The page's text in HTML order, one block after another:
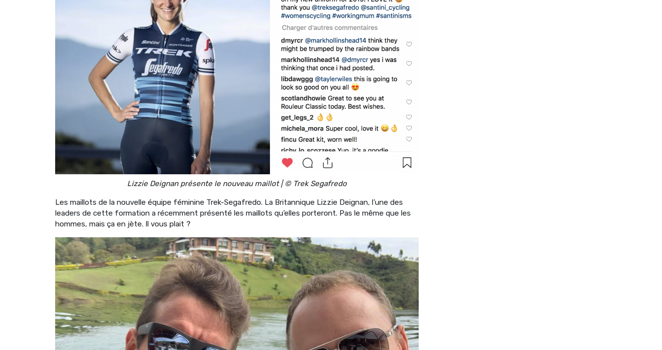
Lizzie Deignan présente le nouveau maillot | © Trek Segafredo
Les maillots de la nouvelle équipe féminine Trek-Segafredo. La Britannique Lizzie Deignan, l’une des
leaders de cette formation a récemment présenté les maillots qu’elles porteront. Pas le même que les
hommes, mais ça en jète. Il vous plait ?